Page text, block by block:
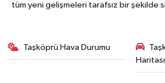
tüm yeni gelişmeleri tarafsız bir şekilde
Taşköprü Hava Durumu
Haritası